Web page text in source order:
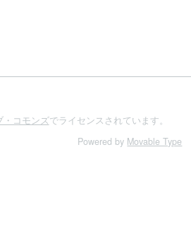
・コモンズでライセンスされています。
Powered by Movable Type